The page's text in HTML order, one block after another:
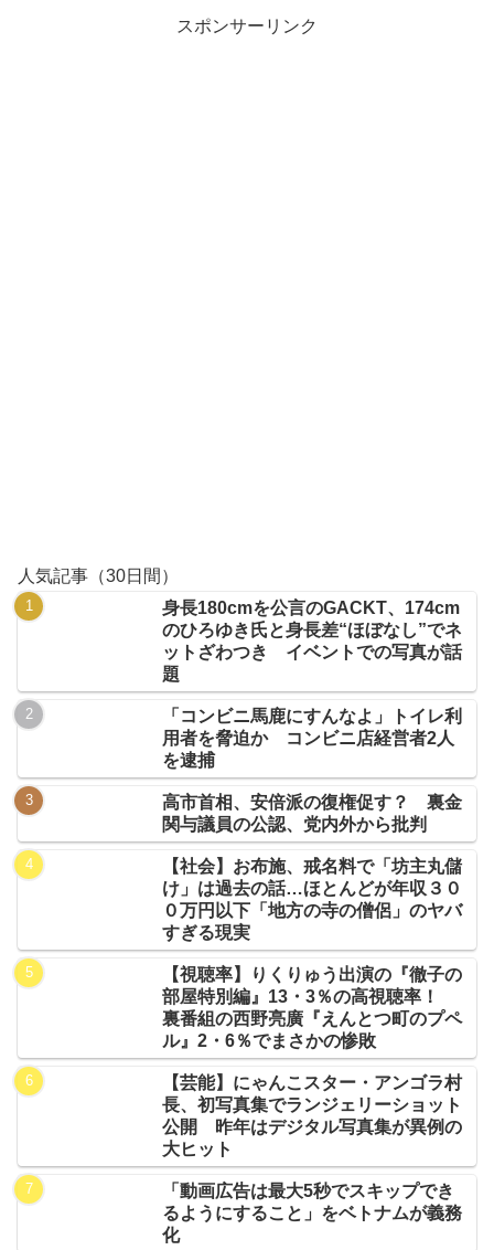
スポンサーリンク
人気記事（30日間）
身長180cmを公言のGACKT、174cm
のひろゆき氏と身長差“ほぼなし”でネ
ットざわつき イベントでの写真が話
題
「コンビニ馬鹿にすんなよ」トイレ利
用者を脅迫か コンビニ店経営者2人
を逮捕
高市首相、安倍派の復権促す？ 裏金
関与議員の公認、党内外から批判
【社会】お布施、戒名料で「坊主丸儲
け」は過去の話…ほとんどが年収３０
０万円以下「地方の寺の僧侶」のヤバ
すぎる現実
【視聴率】りくりゅう出演の『徹子の
部屋特別編』13・3％の高視聴率！
裏番組の西野亮廣『えんとつ町のプペ
ル』2・6％でまさかの惨敗
【芸能】にゃんこスター・アンゴラ村
長、初写真集でランジェリーショット
公開 昨年はデジタル写真集が異例の
大ヒット
「動画広告は最大5秒でスキップでき
るようにすること」をベトナムが義務
化